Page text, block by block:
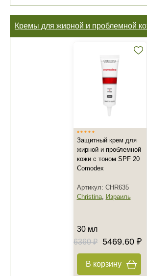
Кремы для жирной и проблемной
Защитный крем для
жирной и проблемной
кожи с тоном SPF 20
Comodex
Артикул: CHR635
Christina, Израиль
30 мл
6360 ₽ 5469.60 ₽
В корзину